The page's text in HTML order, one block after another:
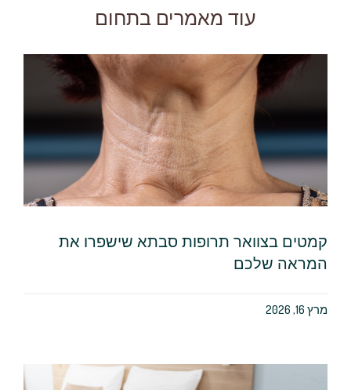
עוד מאמרים בתחום
קמטים בצוואר תרופות סבתא שישפרו את
המראה שלכם
מרץ 16, 2026